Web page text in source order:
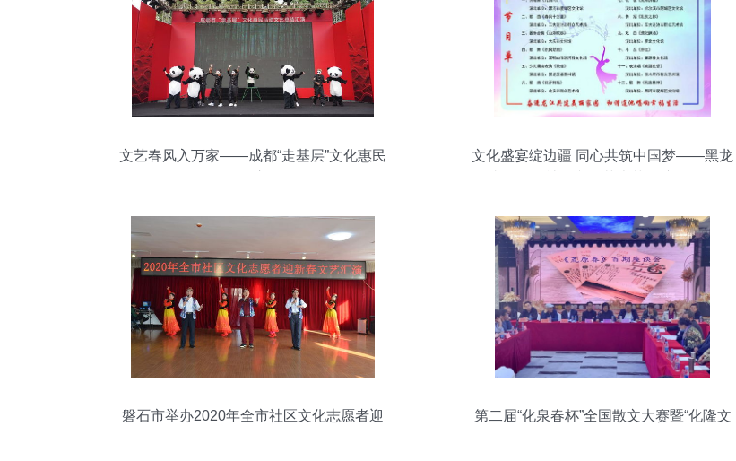
文艺春风入万家——成都“走基层”文化惠民
文化盛宴绽边疆 同心共筑中国梦——黑龙
磐石市举办2020年全市社区文化志愿者迎
第二届“化泉春杯”全国散文大赛暨“化隆文